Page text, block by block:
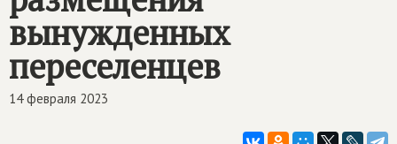
вынужденных
переселенцев
14 февраля 2023